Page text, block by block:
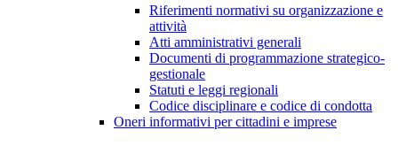
Riferimenti normativi su organizzazione e
attività
Atti amministrativi generali
Documenti di programmazione strategico-
gestionale
Statuti e leggi regionali
Codice disciplinare e codice di condotta
Oneri informativi per cittadini e imprese